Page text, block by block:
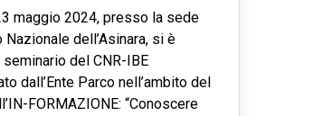
maggio 2024, presso la sede
Nazionale dell’Asinara, si è
seminario del CNR-IBE
dall’Ente Parco nell’ambito del
FORMAZIONE: “Conoscere